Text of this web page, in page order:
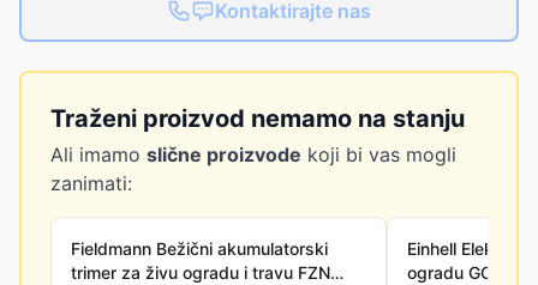
Kontaktirajte nas
Traženi proizvod nemamo na stanju
Ali imamo slične proizvode koji bi vas mogli
zanimati:
Fieldmann Bežični akumulatorski
trimer za živu ogradu i travu FZN
Einhell
ogradu GC-EH